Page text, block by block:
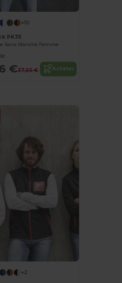
+10
PK311
Sans Manche Femme
€37,50 € Acheter
+2